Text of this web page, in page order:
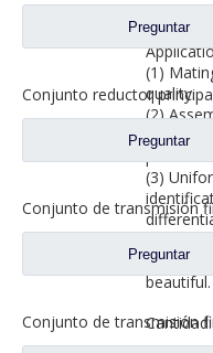
Preguntar
Preguntar
Preguntar
(1)
quality.
(2)
through
product
(3)
(4) The
integral
beautiful.
Cantidad: